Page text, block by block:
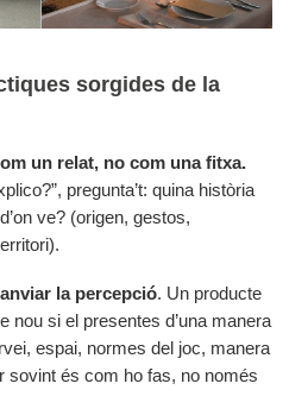
sorgides de la
un relat, no com una fitxa.
pregunta’t: quina història
ve? (origen, gestos,
la percepció. Un producte
nou si el presentes d’una manera
espai, normes del joc, manera
és com ho fas, no només